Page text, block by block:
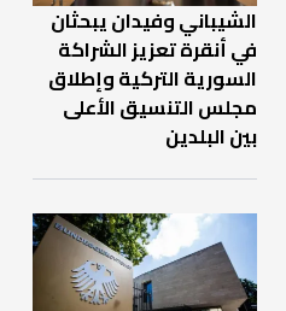
الشيباني وفيدان يبحثان
في أنقرة تعزيز الشراكة
السورية التركية وإطلاق
مجلس التنسيق الأعلى
بين البلدين